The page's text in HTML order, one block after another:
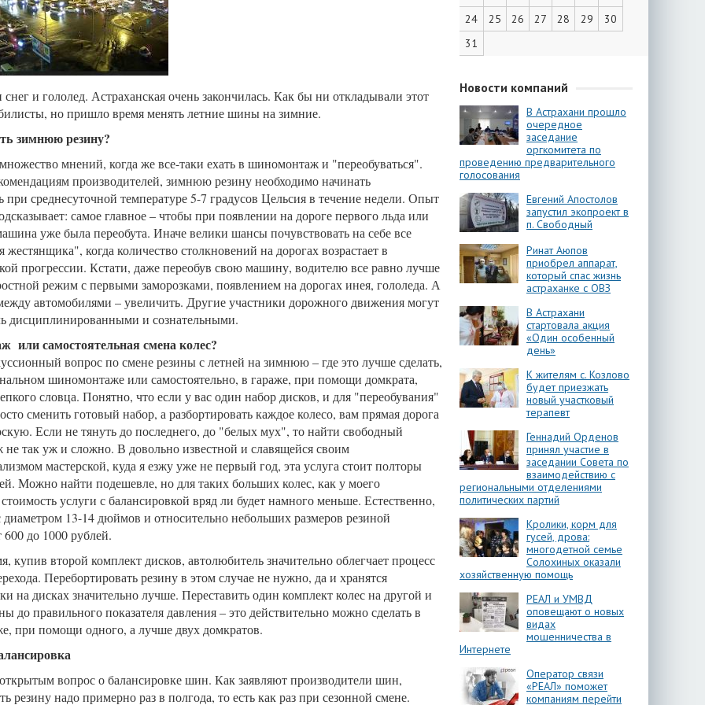
и гололед. Астраханская очень закончилась. Как бы ни откладывали этот
но пришло время менять летние шины на зимние.
зимнюю резину?
мнений, когда же все-таки ехать в шиномонтаж и "переобуваться".
производителей, зимнюю резину необходимо начинать
при среднесуточной температуре 5-7 градусов Цельсия в течение недели. Опыт
самое главное – чтобы при появлении на дороге первого льда или
уже была переобута. Иначе велики шансы почувствовать на себе все
жестянщика", когда количество столкновений на дорогах возрастает в
прогрессии. Кстати, даже переобув свою машину, водителю все равно лучше
режим с первыми заморозками, появлением на дорогах инея, гололеда. А
автомобилями – увеличить. Другие участники дорожного движения могут
дисциплинированными и сознательными.
или самостоятельная смена колес?
вопрос по смене резины с летней на зимнюю – где это лучше сделать,
шиномонтаже или самостоятельно, в гараже, при помощи домкрата,
словца. Понятно, что если у вас один набор дисков, и для "переобувания"
сменить готовый набор, а разбортировать каждое колесо, вам прямая дорога
Если не тянуть до последнего, до "белых мух", то найти свободный
так уж и сложно. В довольно известной и славящейся своим
мастерской, куда я езжу уже не первый год, эта услуга стоит полторы
Можно найти подешевле, но для таких больших колес, как у моего
услуги с балансировкой вряд ли будет намного меньше. Естественно,
диаметром 13-14 дюймов и относительно небольших размеров резиной
600 до 1000 рублей.
купив второй комплект дисков, автолюбитель значительно облегчает процесс
Перебортировать резину в этом случае не нужно, да и хранятся
на дисках значительно лучше. Переставить один комплект колес на другой и
до правильного показателя давления – это действительно можно сделать в
при помощи одного, а лучше двух домкратов.
вопрос о балансировке шин. Как заявляют производители шин,
резину надо примерно раз в полгода, то есть как раз при сезонной смене.
24
25 26 27 28 29
30
31
Новости компаний
В Астрахани прошло
очередное
заседание
оргкомитета по
проведению предварительного
голосования
Евгений Апостолов
запустил экопроект в
п. Свободный
Ринат Аюпов
приобрел аппарат,
который спас жизнь
астраханке с ОВЗ
В Астрахани
стартовала акция
«Один особенный
день»
К жителям с. Козлово
будет приезжать
новый участковый
терапевт
Геннадий Орденов
принял участие в
заседании Совета по
взаимодействию с
региональными отделениями
политических партий
Кролики, корм для
гусей, дрова:
многодетной семье
Солохиных оказали
хозяйственную помощь
РЕАЛ и УМВД
оповещают о новых
видах
мошенничества в
Интернете
Оператор связи
«РЕАЛ» поможет
компаниям перейти